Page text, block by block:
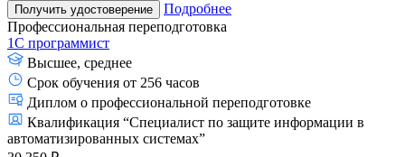
Получить удостоверение
Подробнее
Профессиональная переподготовка
1С программист
Высшее, среднее
Срок обучения от 256 часов
Диплом о профессиональной переподготовке
Квалификация “Специалист по защите информации в
автоматизированных системах”